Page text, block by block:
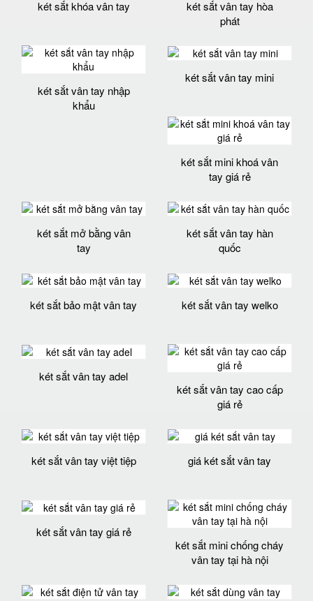
két sắt khóa vân tay
két sắt vân tay hòa
phát
két sắt vân tay nhập
khẩu
két sắt vân tay mini
két sắt mini khoá vân
tay giá rẻ
két sắt mở bằng vân
tay
két sắt vân tay hàn
quốc
két sắt bảo mật vân tay két sắt vân tay welko
két sắt vân tay adel
két sắt vân tay cao cấp
giá rẻ
két sắt vân tay việt tiệp giá két sắt vân tay
két sắt vân tay giá rẻ
két sắt mini chống cháy
vân tay tại hà nội